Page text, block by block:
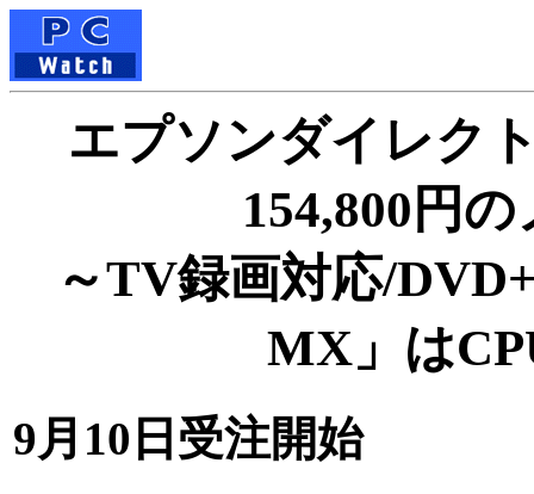
エプソンダイレク
154,800円
～TV録画対応/
MX」は
9月10日受注開始